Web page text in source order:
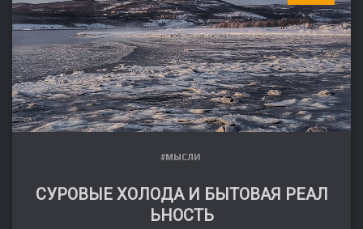
#МЫСЛИ
СУРОВЫЕ ХОЛОДА И БЫТОВАЯ РЕАЛ
ЬНОСТЬ